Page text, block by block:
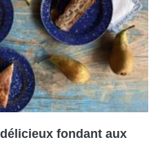
fondant aux